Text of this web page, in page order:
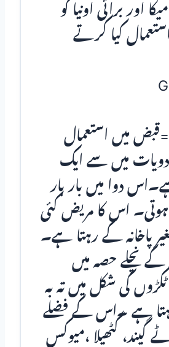
اور برائی اونیا کو
کیا کرتے
میں استعمال
میں سے ایک
دوا میں بار بار
اس کا مریض کئی
پاخانہ کے رہتا ہے۔
کے نچلے حصہ میں
کی شکل میں تہ بہ
رہتا ہے ۔اس کے فضلے
گٹھیلا ،میوکس